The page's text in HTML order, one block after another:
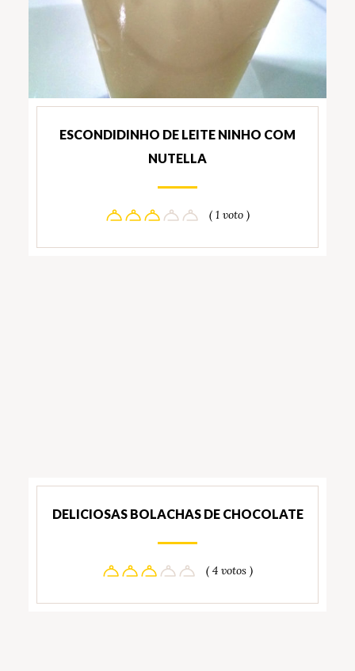
ESCONDIDINHO DE LEITE NINHO COM
NUTELLA
( 1 voto )
DELICIOSAS BOLACHAS DE CHOCOLATE
( 4 votos )